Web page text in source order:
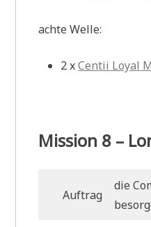
achte Welle:
2 xCentii Loyal
Mission 8 –
Auftrag
die